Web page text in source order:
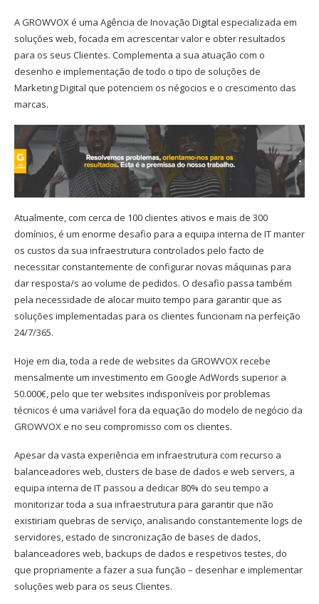
A GROWVOX é uma Agência de Inovação Digital especializada em
soluções web, focada em acrescentar valor e obter resultados
para os seus Clientes. Complementa a sua atuação com o
desenho e implementação de todo o tipo de soluções de
Marketing Digital que potenciem os négocios e o crescimento das
marcas.
Atualmente, com cerca de 100 clientes ativos e mais de 300
domínios, é um enorme desafio para a equipa interna de IT manter
os custos da sua infraestrutura controlados pelo facto de
necessitar constantemente de configurar novas máquinas para
dar resposta/s ao volume de pedidos. O desafio passa também
pela necessidade de alocar muito tempo para garantir que as
soluções implementadas para os clientes funcionam na perfeição
24/7/365.
Hoje em dia, toda a rede de websites da GROWVOX recebe
mensalmente um investimento em Google AdWords superior a
50.000€, pelo que ter websites indisponíveis por problemas
técnicos é uma variável fora da equação do modelo de negócio da
GROWVOX e no seu compromisso com os clientes.
Apesar da vasta experiência em infraestrutura com recurso a
balanceadores web, clusters de base de dados e web servers, a
equipa interna de IT passou a dedicar 80% do seu tempo a
monitorizar toda a sua infraestrutura para garantir que não
existiriam quebras de serviço, analisando constantemente logs de
servidores, estado de sincronização de bases de dados,
balanceadores web, backups de dados e respetivos testes, do
que propriamente a fazer a sua função – desenhar e implementar
soluções web para os seus Clientes.